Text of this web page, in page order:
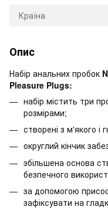
Країна
Опис
Набір анальних пробок
Pleasure Plugs:
набір містить три
розмірами;
створені з м'якого і
округлий кінчик
збільшена основа
безпечного
за допомогою
зафіксувати на